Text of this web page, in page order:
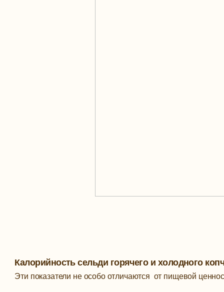
Калорийность сельди горячего и холодного
Эти показатели не особо отличаются от пищевой